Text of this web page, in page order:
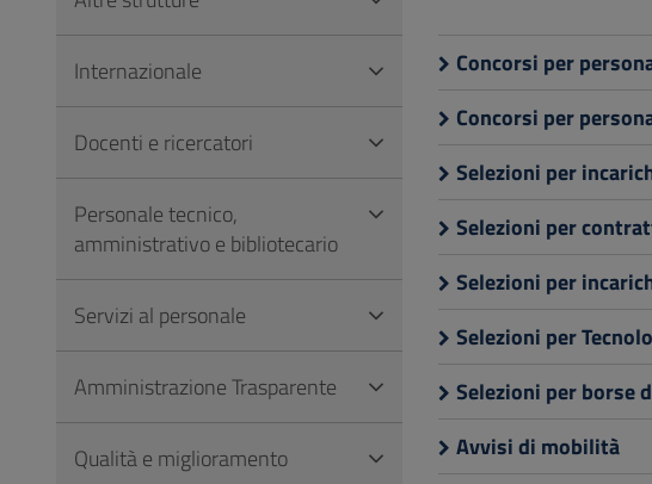
Footer
Concorsi per
Concorsi per
Selezioni per
Selezioni per
Selezioni per
Selezioni per
Selezioni per borse
Avvisi di mobilità
Internazionale
Docenti e ricercatori
Personale tecnico,
amministrativo e bibliotecario
Servizi al personale
Amministrazione Trasparente
Qualità e miglioramento